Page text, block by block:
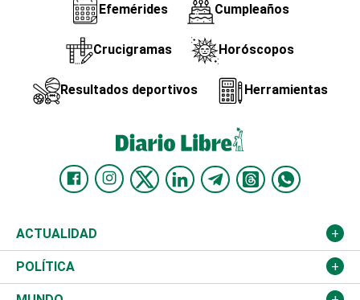
Efemérides Cumpleaños
Crucigramas Horóscopos
Resultados deportivos Herramientas
ACTUALIDAD
Nacional
POLÍTICA